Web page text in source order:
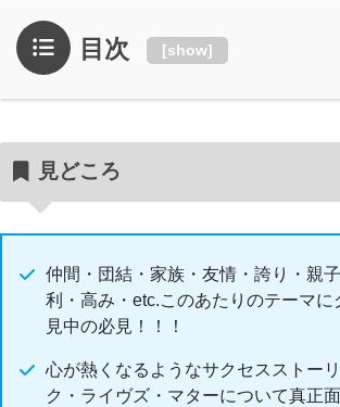
目次 [show]
見どころ
仲間・団結・家族・友情・誇り・親
利・高み・etc.このあたりのテーマに
見中の必見！！！
心が熱くなるようなサクセスストー
ク・ライヴズ・マターについて真正